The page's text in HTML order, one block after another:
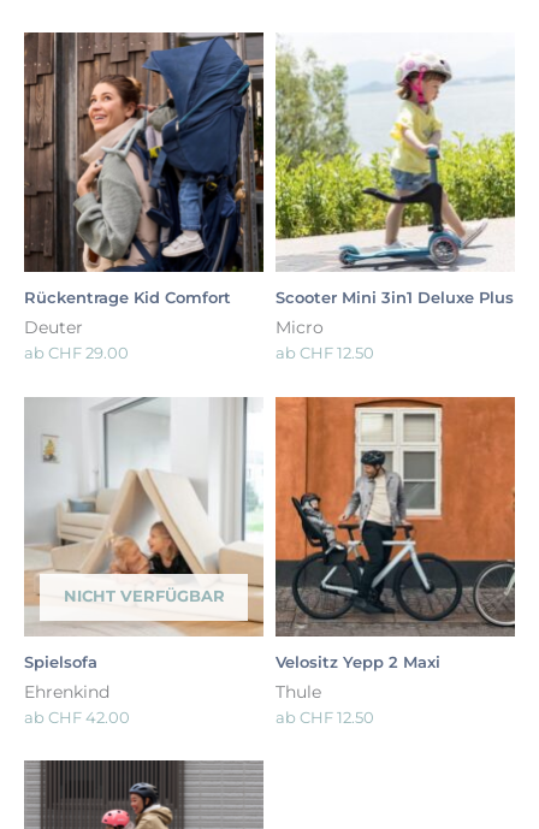
Rückentrage Kid Comfort
Deuter
ab CHF29.00
Scooter Mini 3in1 Deluxe Plus
Micro
ab CHF12.50
NICHT VERFÜGBAR
Spielsofa
Ehrenkind
ab CHF42.00
Velositz Yepp 2 Maxi
Thule
ab CHF12.50